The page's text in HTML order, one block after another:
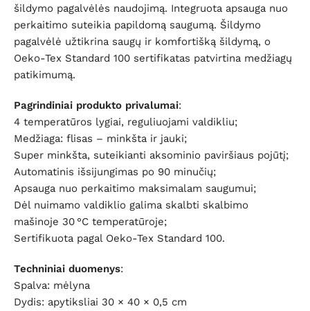
šildymo pagalvėlės naudojimą. Integruota apsauga nuo
perkaitimo suteikia papildomą saugumą. Šildymo
pagalvėlė užtikrina saugų ir komfortišką šildymą, o
Oeko-Tex Standard 100 sertifikatas patvirtina medžiagų
patikimumą.
Pagrindiniai produkto privalumai:
4 temperatūros lygiai, reguliuojami valdikliu;
Medžiaga: flisas – minkšta ir jauki;
Super minkšta, suteikianti aksominio paviršiaus pojūtį;
Automatinis išsijungimas po 90 minučių;
Apsauga nuo perkaitimo maksimalam saugumui;
Dėl nuimamo valdiklio galima skalbti skalbimo
mašinoje 30 °C temperatūroje;
Sertifikuota pagal Oeko-Tex Standard 100.
Techniniai duomenys:
Spalva: mėlyna
Dydis: apytiksliai 30 × 40 × 0,5 cm